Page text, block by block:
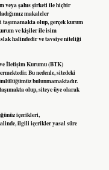
veya şahıs şirketi ile hiçbir
makaleler
olup, gerçek kurum
ve kişiler ile isim
halindedir ve tavsiye niteliği
İletişim Kurumu (BTK)
Bu nedenle, sitedeki
bulunmamaktadır.
olup, siteye üye olarak
içerikleri,
ilgili içerikler yasal süre